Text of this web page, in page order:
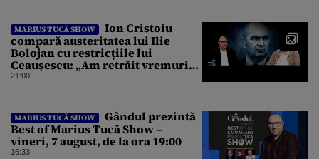
MARIUS TUCĂ SHOW
Ion Cristoiu
compară austeritatea lui Ilie
Bolojan cu restricțiile lui
Ceaușescu: „Am retrăit vremurile
tinereții”
21:00
MARIUS TUCĂ SHOW
Gândul prezintă
Best of Marius Tucă Show –
vineri, 7 august, de la ora 19:00
16:33